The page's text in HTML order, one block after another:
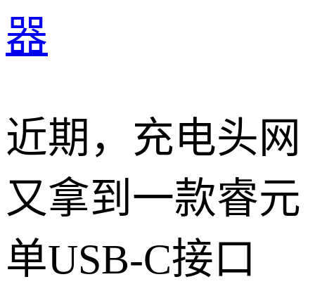
器
近期，充电头网
又拿到一款睿元
单USB-C接口